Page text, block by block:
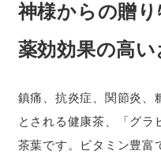
神様からの贈り
薬効効果の高い
鎮痛、抗炎症、関節炎、
とされる健康茶、「グラ
茶葉です。ビタミン豊富